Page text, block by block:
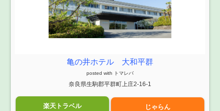
亀の井ホテル 大和平群
posted with トマレバ
奈良県生駒郡平群町上庄2-16-1
楽天トラベル じゃらん